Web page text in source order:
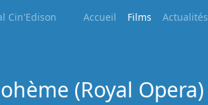
Cin'Edison Accueil Films Actualités
(Royal Opera)